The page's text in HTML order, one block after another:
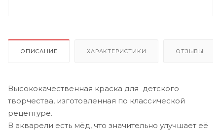
ОПИСАНИЕ ХАРАКТЕРИСТИКИ ОТЗЫВЫ
Высококачественная краска для детского
творчества, изготовленная по классической
рецептуре.
В акварели есть мёд, что значительно улучшает её